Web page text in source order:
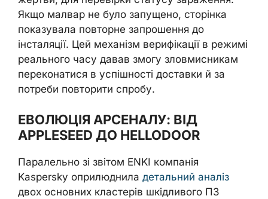
Якщо малвар не було запущено, сторінка
показувала повторне запрошення до
інсталяції. Цей механізм верифікації в режимі
реального часу давав змогу зловмисникам
переконатися в успішності доставки й за
потреби повторити спробу.
ЕВОЛЮЦІЯ АРСЕНАЛУ: ВІД
APPLESEED ДО HELLODOOR
Паралельно зі звітом ENKI компанія
Kaspersky оприлюднила детальний аналіз
двох основних кластерів шкідливого ПЗ